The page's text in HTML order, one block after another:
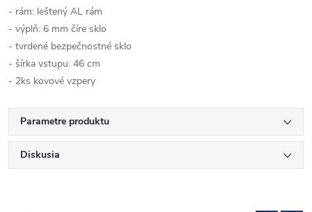
- rám: leštený AL rám
- výplň: 6 mm číre sklo
- tvrdené bezpečnostné sklo
- šírka vstupu: 46 cm
- 2ks kovové vzpery
Parametre produktu
Diskusia